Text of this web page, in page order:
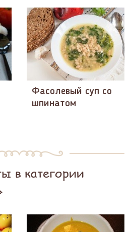
Фасолевый суп со
шпинатом
в категории